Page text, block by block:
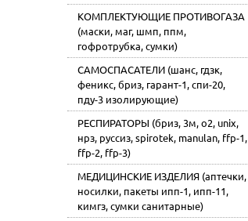
КОМПЛЕКТУЮЩИЕ ПРОТИВОГАЗА
(маски, маг, шмп, ппм,
гофротрубка, сумки)
САМОСПАСАТЕЛИ (шанс, гдзк,
феникс, бриз, гарант-1, спи-20,
пду-3 изолирующие)
РЕСПИРАТОРЫ (бриз, 3м, o2, unix,
нрз, руссиз, spirotek, manulan, ffp-1,
ffp-2, ffp-3)
МЕДИЦИНСКИЕ ИЗДЕЛИЯ (аптечки,
носилки, пакеты ипп-1, ипп-11,
кимгз, сумки санитарные)